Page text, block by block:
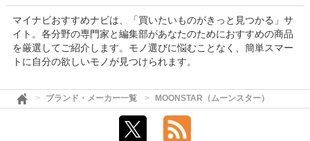
マイナビおすすめナビは、「買いたいものがきっと見つかる」サ
イト。各分野の専門家と編集部があなたのためにおすすめの商品
を厳選してご紹介します。モノ選びに悩むことなく、簡単スマー
トに自分の欲しいモノが見つけられます。
ブランド・メーカー一覧 MOONSTAR（ムーンスター）